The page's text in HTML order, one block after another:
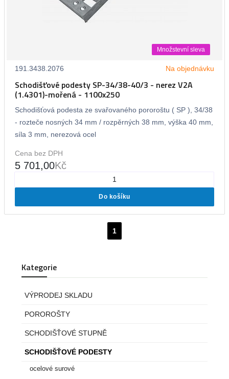
Množstevní sleva
191.3438.2076 Na objednávku
Schodišťové podesty SP-34/38-40/3 - nerez V2A
(1.4301)-mořená - 1100x250
Schodišťová podesta ze svařovaného pororoštu ( SP ), 34/38
- rozteče nosných 34 mm / rozpěrných 38 mm, výška 40 mm,
síla 3 mm, nerezová ocel
Cena bez DPH
5 701,00Kč
Do košíku
1
Kategorie
VÝPRODEJ SKLADU
POROROŠTY
SCHODIŠŤOVÉ STUPNĚ
SCHODIŠŤOVÉ PODESTY
ocelové surové